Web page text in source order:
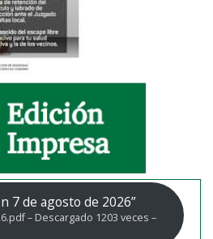
7 de agosto de 2026”
– Descargado 1203 veces –